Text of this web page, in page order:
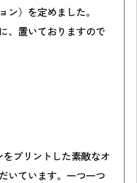
ン）を定めました。
、置いておりますので
をプリントした素敵なオ
いています。一つ一つ